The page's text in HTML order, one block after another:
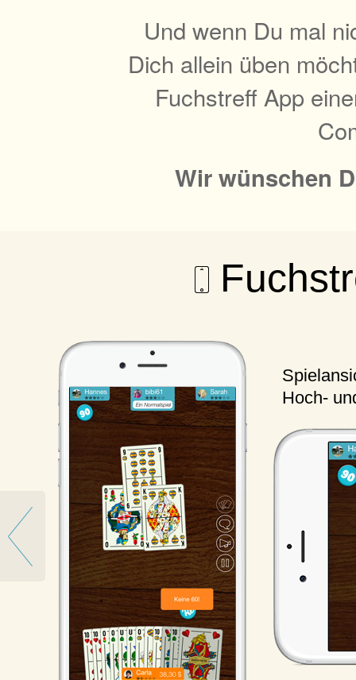
Und wenn Du mal
Dich allein üben
Fuchstreff App
Wir wünschen
Hoch-